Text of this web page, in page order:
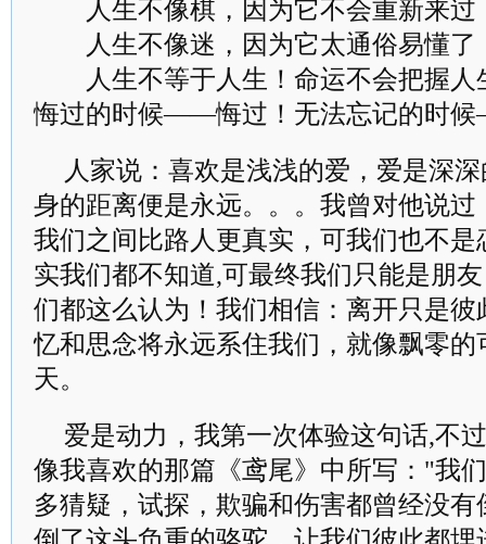
人生不像棋，因为它不会重新来过
人生不像迷，因为它太通俗易懂了
人生不等于人生！命运不会把握人
悔过的时候——悔过！无法忘记的时
人家说：喜欢是浅浅的爱，爱是深
身的距离便是永远。。。我曾对他说
我们之间比路人更真实，可我们也不
实我们都不知道,可最终我们只能是朋
们都这么认为！我们相信：离开只是
忆和思念将永远系住我们，就像飘零
天。
爱是动力，我第一次体验这句话,不
像我喜欢的那篇《鸢尾》中所写："我
多猜疑，试探，欺骗和伤害都曾经没